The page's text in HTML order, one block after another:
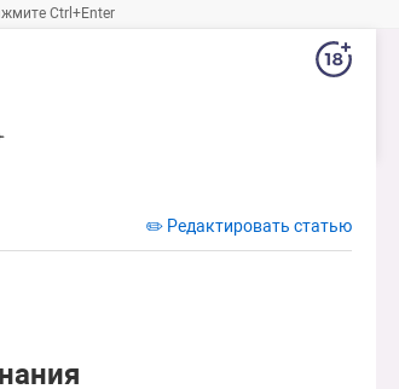
Ctrl+Enter
✏️ Редактировать статью